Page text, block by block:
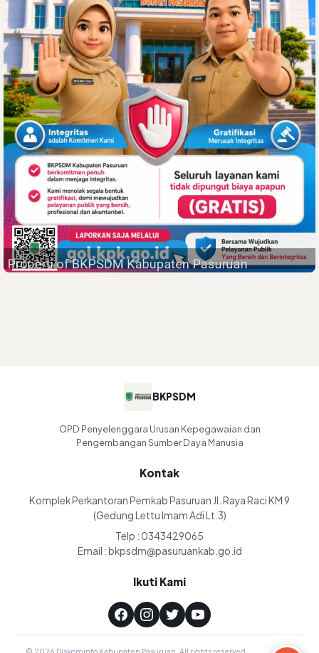
BKPSDM
OPD Penyelenggara Urusan Kepegawaian dan
Pengembangan Sumber Daya Manusia
Kontak
Komplek Perkantoran Pemkab Pasuruan Jl. Raya Raci KM 9
(Gedung Lettu Imam Adi Lt.3)
Telp : 0343429065
Email : bkpsdm@pasuruankab.go.id
Ikuti Kami
© 2026 Diskominfo Kabupaten Pasuruan. All rights reserved.